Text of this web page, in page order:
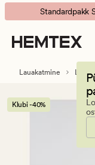
Atelier
stripe
linane
laudlina
Animated
banner.
Press
ESCAPE
Standardpakk
Lauakatmine
Klubi -40%